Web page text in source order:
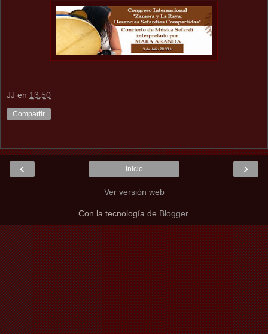
JJ en 13:50
Compartir
‹ ›
Inicio
Ver versión web
Con la tecnología de Blogger.